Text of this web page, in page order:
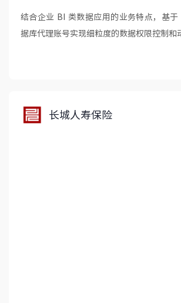
结合企业 BI 类数据应用的业务特点，基
据库代理账号实现细粒度的数据权限控制和
长城人寿保险